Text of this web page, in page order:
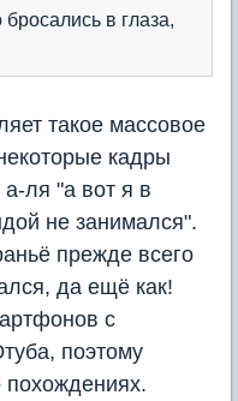
в глаза,
такое массовое
кадры
ля "а вот я в
не занимался".
прежде всего
да ещё как!
с
поэтому
похождениях.